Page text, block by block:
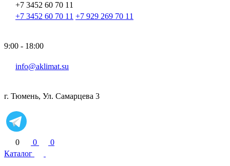
+7 3452 60 70 11
+7 3452 60 70 11 +7 929 269 70 11
9:00 - 18:00
info@aklimat.su
г. Тюмень, Ул. Самарцева 3
0 0
0
Каталог